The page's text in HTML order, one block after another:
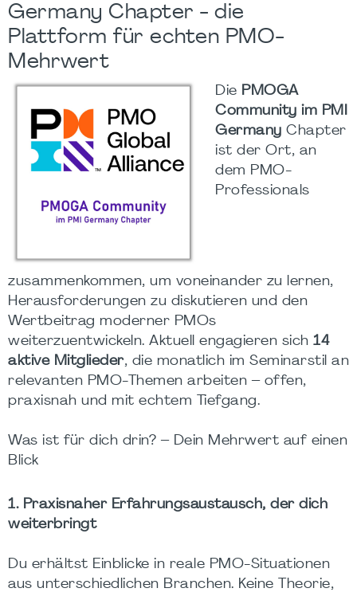
Germany Chapter - die
Plattform für echten PMO-
Mehrwert
Die PMOGA
Community im PMI
Germany Chapter
ist der Ort, an
dem PMO-
Professionals
zusammenkommen, um voneinander zu lernen,
Herausforderungen zu diskutieren und den
Wertbeitrag moderner PMOs
weiterzuentwickeln. Aktuell engagieren sich 14
aktive Mitglieder, die monatlich im Seminarstil an
relevanten PMO-Themen arbeiten – offen,
praxisnah und mit echtem Tiefgang.
Was ist für dich drin? – Dein Mehrwert auf einen
Blick
1. Praxisnaher Erfahrungsaustausch, der dich
weiterbringt
Du erhältst Einblicke in reale PMO-Situationen
aus unterschiedlichen Branchen. Keine Theorie,